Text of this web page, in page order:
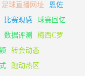
足球直播网址
恩佐
比赛观感
球赛回忆
数据评测
梅西C罗
转会动态
跑动热区